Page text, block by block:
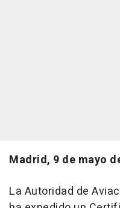
Madrid, 9 de mayo
La Autoridad de